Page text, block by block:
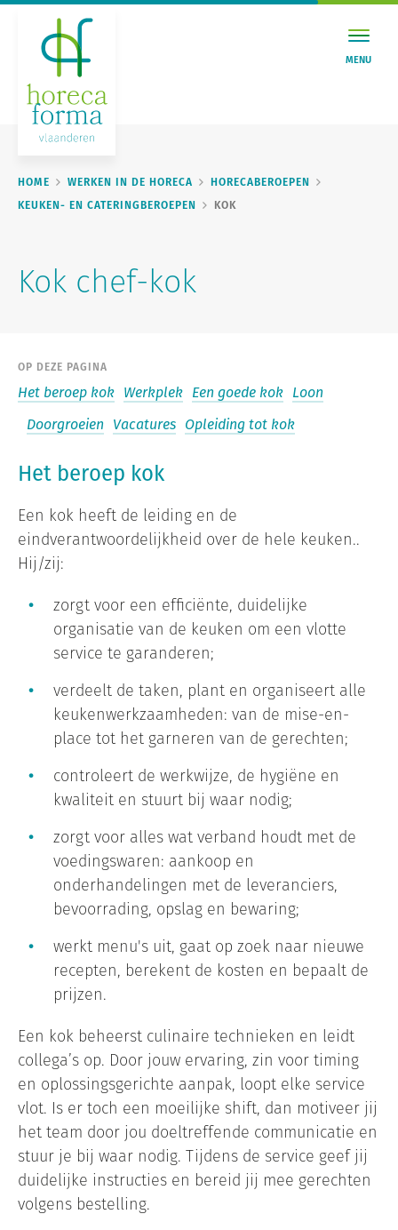
MENU
HOME WERKEN IN DE HORECA
HORECABEROEPEN
KEUKEN- EN CATERINGBEROEPEN
KOK
Kok chef-kok
OP DEZE PAGINA
Het beroep kok Werkplek Een goede kok Loon
Doorgroeien Vacatures Opleiding tot kok
Het beroep kok
Een kok heeft de leiding en de
eindverantwoordelijkheid over de hele keuken..
Hij/zij:
zorgt voor een efficiënte, duidelijke
organisatie van de keuken om een vlotte
service te garanderen;
verdeelt de taken, plant en organiseert alle
keukenwerkzaamheden: van de mise-en-
place tot het garneren van de gerechten;
controleert de werkwijze, de hygiëne en
kwaliteit en stuurt bij waar nodig;
zorgt voor alles wat verband houdt met de
voedingswaren: aankoop en
onderhandelingen met de leveranciers,
bevoorrading, opslag en bewaring;
werkt menu's uit, gaat op zoek naar nieuwe
recepten, berekent de kosten en bepaalt de
prijzen.
Een kok beheerst culinaire technieken en leidt
collega’s op. Door jouw ervaring, zin voor timing
en oplossingsgerichte aanpak, loopt elke service
vlot. Is er toch een moeilijke shift, dan motiveer jij
het team door jou doeltreffende communicatie en
stuur je bij waar nodig. Tijdens de service geef jij
duidelijke instructies en bereid jij mee gerechten
volgens bestelling.